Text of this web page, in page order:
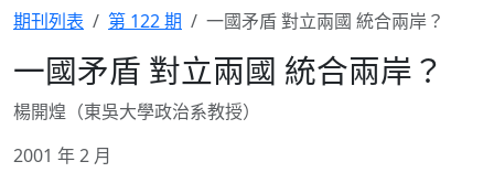
期刊列表 第 122 期 一國矛盾 對立兩國 統合兩岸？
一國矛盾 對立兩國 統合兩岸？
楊開煌（東吳大學政治系教授）
2001 年 2 月